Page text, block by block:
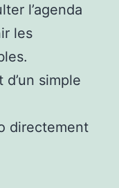
l’agenda
les
simple
directement